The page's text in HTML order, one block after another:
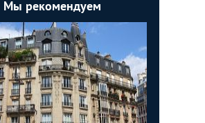
Мы рекомендуем